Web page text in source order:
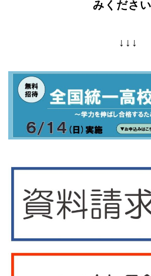
みください
↓↓↓